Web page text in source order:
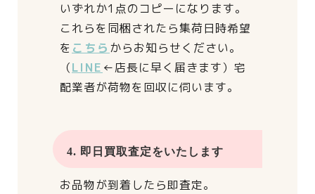
いずれか1点のコピーになります。
これらを同梱されたら集荷日時希望
を こちら からお知らせください。
（LINE ←店長に早く届きます） 宅
配業者が荷物を回収に伺います。
4. 即日買取査定をいたします
お品物が到着したら即査定。